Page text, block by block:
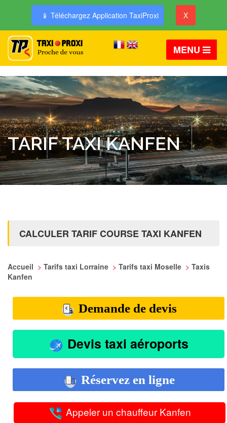
📱 Téléchargez Application TaxiProxi X
MENU
TARIF TAXI KANFEN
CALCULER TARIF COURSE TAXI KANFEN
Accueil > Tarifs taxi Lorraine > Tarifs taxi Moselle > Taxis
Kanfen
Demande de devis
Devis taxi aéroports
Réservez en ligne
Appeler un chauffeur Kanfen